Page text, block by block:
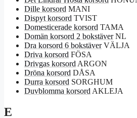
Dille korsord MANI
Dispyt korsord TVIST
Domesticerade korsord TAMA
Domän korsord 2 bokstäver NL
Dra korsord 6 bokstäver VÄLJA
Driva korsord FÖSA
Drivgas korsord ARGON
Dröna korsord DÅSA
Durra korsord SORGHUM
Duvblomma korsord AKLEJA
E